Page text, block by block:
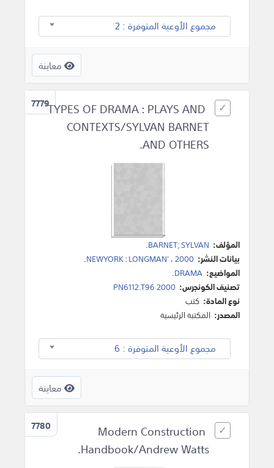
مجموع الأوعية المتوفرة : 2
معاينة
7779TYPES OF DRAMA : PLAYS AND
CONTEXTS/SYLVAN BARNET
AND OTHERS.
المؤلف: BARNET; SYLVAN
.
بيانات النشر:
NEWYORK:LONGMAN' ،2000
.
المواضيع: DRAMA
.
تصنيف الكونجرس: PN6112.T96 2000
نوع المادة: كتب
المصدر: المكتبة الرئيسية
مجموع الأوعية المتوفرة : 6
معاينة
7780
Modern Construction
Handbook/Andrew Watts.